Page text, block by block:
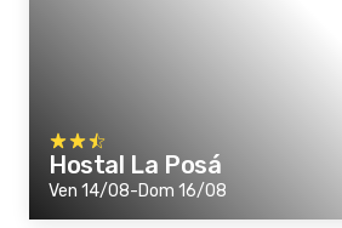
Hostal La Posá
Ven 14/08-Dom 16/08